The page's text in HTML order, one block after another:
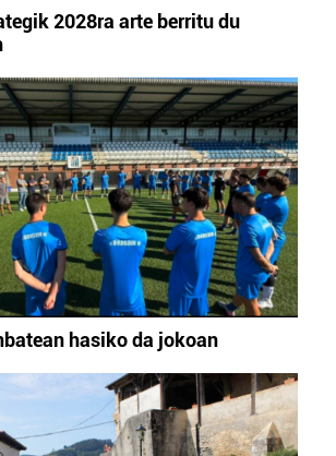
2028ra arte berritu du
hasiko da jokoan